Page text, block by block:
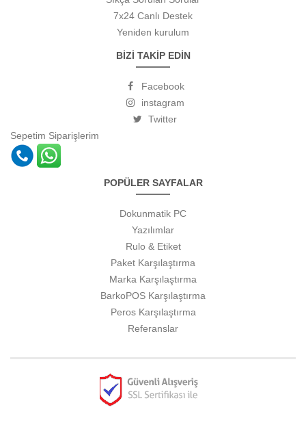
7x24 Canlı Destek
Yeniden kurulum
BİZİ TAKİP EDİN
Facebook
instagram
Twitter
Sepetim Siparişlerim
POPÜLER SAYFALAR
Dokunmatik PC
Yazılımlar
Rulo & Etiket
Paket Karşılaştırma
Marka Karşılaştırma
BarkoPOS Karşılaştırma
Peros Karşılaştırma
Referanslar